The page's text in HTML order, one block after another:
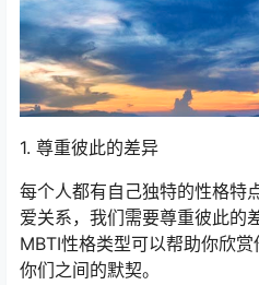
1. 尊重彼此的差异
每个人都有自己独特的性格特
爱关系，我们需要尊重彼此的
MBTI性格类型可以帮助你欣
你们之间的默契。